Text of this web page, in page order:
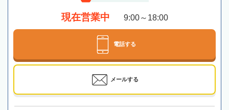
現在営業中 9:00～18:00
電話する
メールする